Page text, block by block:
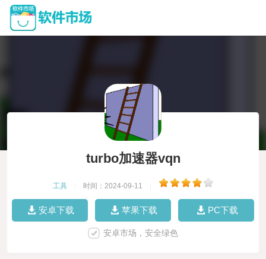
turbo加速器vqn
工具 时间：2024-09-11
安卓下载 苹果下载 PC下载
安卓市场，安全绿色